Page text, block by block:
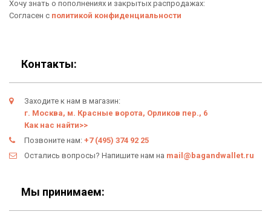
Отзывы о Bag & Wallet
Гарантия
Условия возврата
Оферта
Политика конфиденциальности
Новинки
Подарки
Хочу знать о пополнениях и закрытых распродажах:
Согласен с политикой конфиденциальности
Контакты:
Заходите к нам в магазин:
г. Москва, м. Красные ворота, Орликов пер., 6
Как нас найти>>
Позвоните нам: +7 (495) 374 92 25
Остались вопросы? Напишите нам на mail@bagandwallet.ru
Мы принимаем: